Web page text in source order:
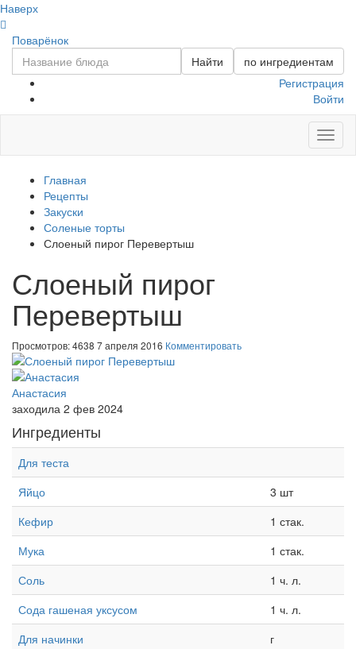
Наверх
Поварёнок
Найти
по ингредиентам
Регистрация
Войти
Главная
Рецепты
Закуски
Соленые торты
Слоеный пирог Перевертыш
Слоеный пирог
Перевертыш
Просмотров: 4638 7 апреля 2016 Комментировать
Анастасия
заходила 2 фев 2024
Ингредиенты
Для теста
Яйцо
3 шт
Кефир
1 стак.
Мука
1 стак.
Соль
1 ч. л.
Сода гашеная уксусом
1 ч. л.
Для начинки
г